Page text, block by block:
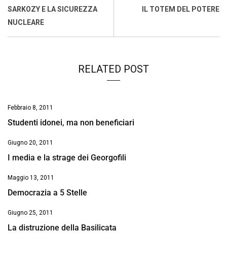
o
o
A
d
d
SARKOZY E LA SICUREZZA
NUCLEARE
IL TOTEM DEL POTERE
RELATED POST
Febbraio 8, 2011
Studenti idonei, ma non beneficiari
Giugno 20, 2011
I media e la strage dei Georgofili
Maggio 13, 2011
Democrazia a 5 Stelle
Giugno 25, 2011
La distruzione della Basilicata